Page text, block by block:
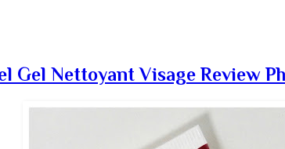
Gel Nettoyant Visage Review